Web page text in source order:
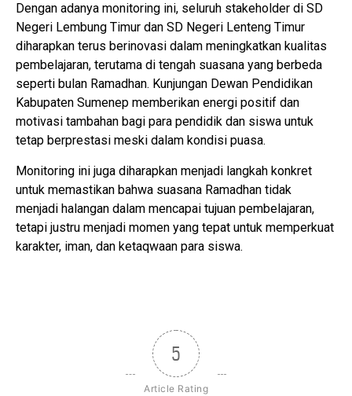
Dengan adanya monitoring ini, seluruh stakeholder di SD
Negeri Lembung Timur dan SD Negeri Lenteng Timur
diharapkan terus berinovasi dalam meningkatkan kualitas
pembelajaran, terutama di tengah suasana yang berbeda
seperti bulan Ramadhan. Kunjungan Dewan Pendidikan
Kabupaten Sumenep memberikan energi positif dan
motivasi tambahan bagi para pendidik dan siswa untuk
tetap berprestasi meski dalam kondisi puasa.
Monitoring ini juga diharapkan menjadi langkah konkret
untuk memastikan bahwa suasana Ramadhan tidak
menjadi halangan dalam mencapai tujuan pembelajaran,
tetapi justru menjadi momen yang tepat untuk memperkuat
karakter, iman, dan ketaqwaan para siswa.
5
Article Rating